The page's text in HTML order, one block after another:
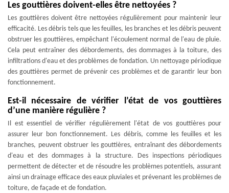
Les gouttières doivent-elles être nettoyées ?
Les gouttières doivent être nettoyées régulièrement pour maintenir leur
efficacité. Les débris tels que les feuilles, les branches et les débris peuvent
obstruer les gouttières, empêchant l'écoulement normal de l'eau de pluie.
Cela peut entraîner des débordements, des dommages à la toiture, des
infiltrations d'eau et des problèmes de fondation. Un nettoyage périodique
des gouttières permet de prévenir ces problèmes et de garantir leur bon
fonctionnement.
Est-il nécessaire de vérifier l’état de vos gouttières
d’une manière régulière ?
Il est essentiel de vérifier régulièrement l'état de vos gouttières pour
assurer leur bon fonctionnement. Les débris, comme les feuilles et les
branches, peuvent obstruer les gouttières, entraînant des débordements
d'eau et des dommages à la structure. Des inspections périodiques
permettent de détecter et de résoudre les problèmes potentiels, assurant
ainsi un drainage efficace des eaux pluviales et prévenant les problèmes de
toiture, de façade et de fondation.